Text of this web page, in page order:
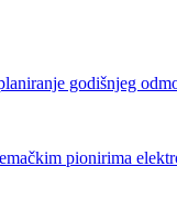
godišnjeg
pionirima